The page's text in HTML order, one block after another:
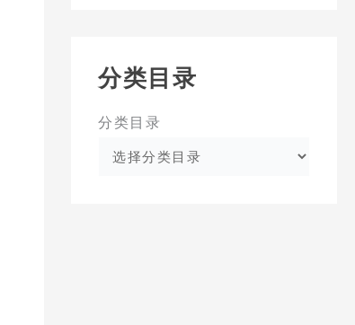
分类目录
分类目录